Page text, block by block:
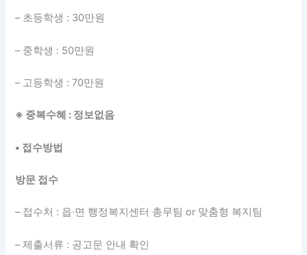
– 초등학생 : 30만원
– 중학생 : 50만원
– 고등학생 : 70만원
※ 중복수혜 : 정보없음
• 접수방법
방문 접수
– 접수처 : 읍·면 행정복지센터 총무팀 or 맞춤형 복지팀
– 제출서류 : 공고문 안내 확인